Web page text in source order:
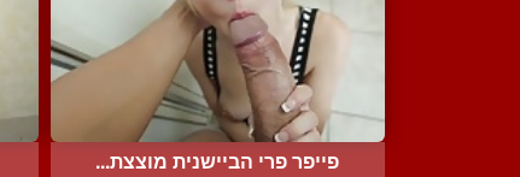
פייפר פרי הביישנית מוצצת...